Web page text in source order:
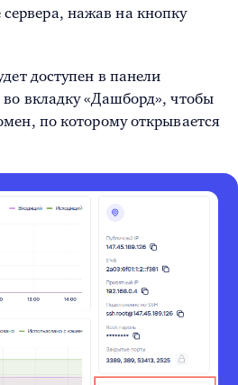
нажав на кнопку
доступен в панели
вкладку «Дашборд», чтобы
по которому открывается